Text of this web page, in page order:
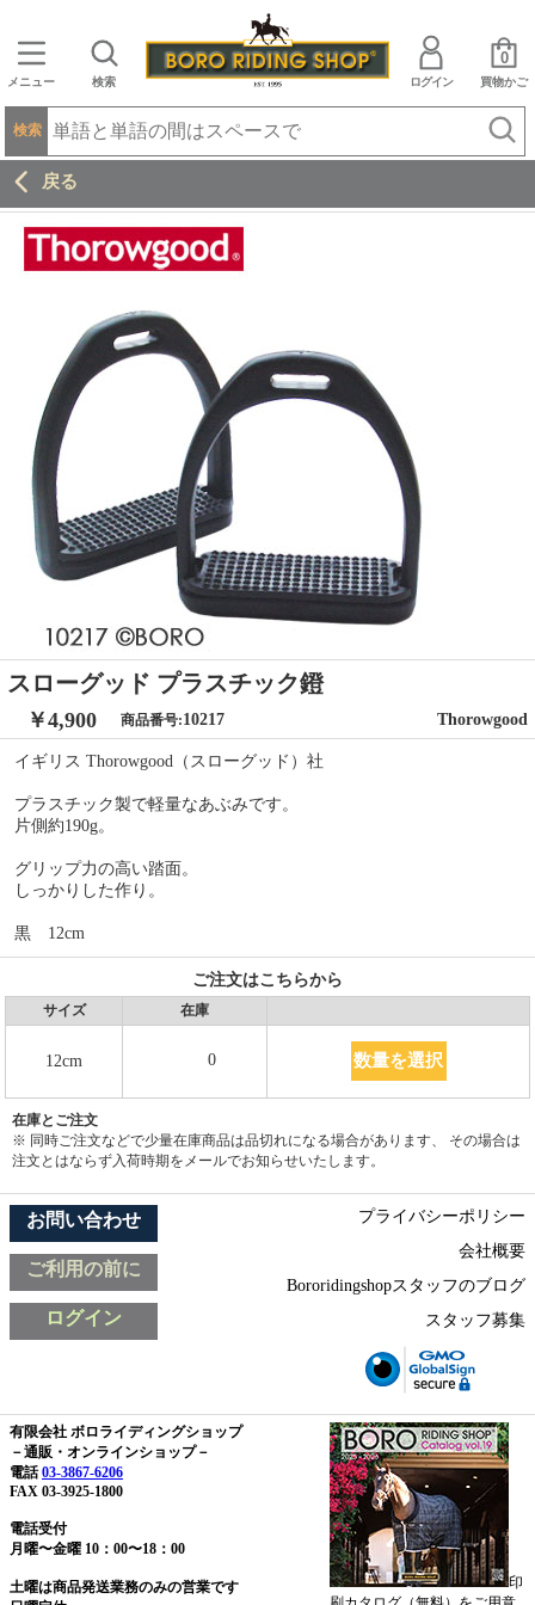
メニュー 検索 ログイン 買物かご
0
検索
戻る
スローグッド プラスチック鐙
￥4,900 商品番号:10217 Thorowgood
イギリス Thorowgood（スローグッド）社
プラスチック製で軽量なあぶみです。
片側約190g。
グリップ力の高い踏面。
しっかりした作り。
黒 12cm
ご注文はこちらから
サイズ 在庫
12cm 0 数量を選択
在庫とご注文
※ 同時ご注文などで少量在庫商品は品切れになる場合があります、 その場合は
注文とはならず入荷時期をメールでお知らせいたします。
お問い合わせ
ご利用の前に
ログイン
プライバシーポリシー
会社概要
Bororidingshopスタッフのブログ
スタッフ募集
有限会社 ボロライディングショップ
－通販・オンラインショップ－
電話03-3867-6206
FAX 03-3925-1800
電話受付
月曜〜金曜 10：00〜18：00
土曜は商品発送業務のみの営業です
印